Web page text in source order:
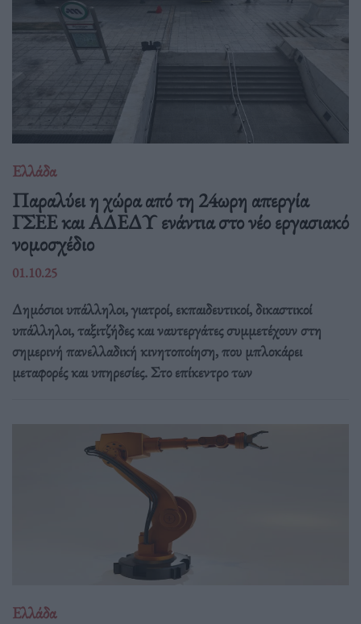
Ελλάδα
Παραλύει η χώρα από τη 24ωρη απεργία
ΓΣΕΕ και ΑΔΕΔΥ ενάντια στο νέο εργασιακό
νομοσχέδιο
01.10.25
Δημόσιοι υπάλληλοι, γιατροί, εκπαιδευτικοί, δικαστικοί
υπάλληλοι, ταξιτζήδες και ναυτεργάτες συμμετέχουν στη
σημερινή πανελλαδική κινητοποίηση, που μπλοκάρει
μεταφορές και υπηρεσίες. Στο επίκεντρο των
Ελλάδα